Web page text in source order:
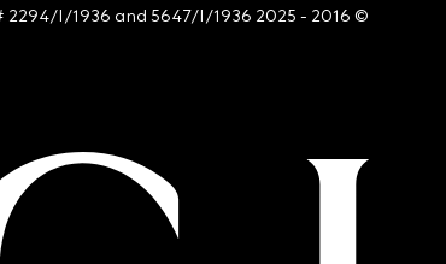
© 2016 - 2025 Guccio Gucci S.p.A. - All rights reserved. SIAE LICENCE # 2294/I/1936 and 5647/I/1936